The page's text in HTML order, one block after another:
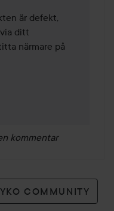
är defekt,
ditt
närmare på
kommentar
COMMUNITY